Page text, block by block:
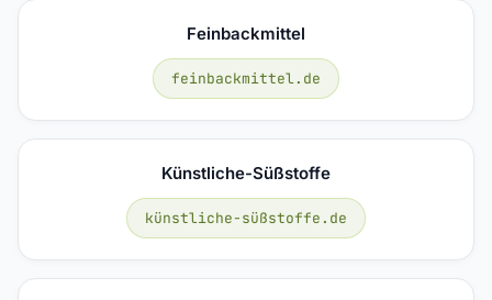
Feinbackmittel
feinbackmittel.de
Künstliche-Süßstoffe
künstliche-süßstoffe.de